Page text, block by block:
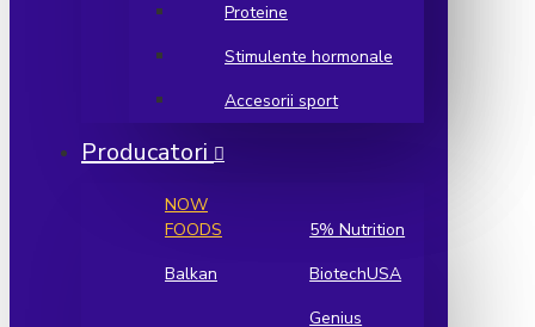
Proteine
Stimulente hormonale
Accesorii sport
Producatori
NOW
FOODS
5% Nutrition
Balkan
BiotechUSA
Genius